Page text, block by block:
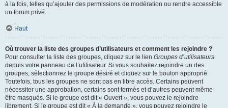
à la fois, telles qu’ajouter des permissions de modération ou rendre accessible
un forum privé.
Haut
Où trouver la liste des groupes d’utilisateurs et comment les rejoindre ?
Pour consulter la liste des groupes, cliquez sur le lien Groupes d’utilisateurs
depuis votre panneau de l’utilisateur. Si vous souhaitez rejoindre un des
groupes, sélectionnez le groupe désiré et cliquez sur le bouton approprié.
Toutefois, tous les groupes ne sont pas en libre accès. Certains peuvent
nécessiter une approbation, certains sont fermés et d’autres peuvent même
être masqués. Si le groupe est dit « Ouvert », vous pouvez le rejoindre
librement. Si le groupe est dit « À la demande », vous pouvez rejoindre le